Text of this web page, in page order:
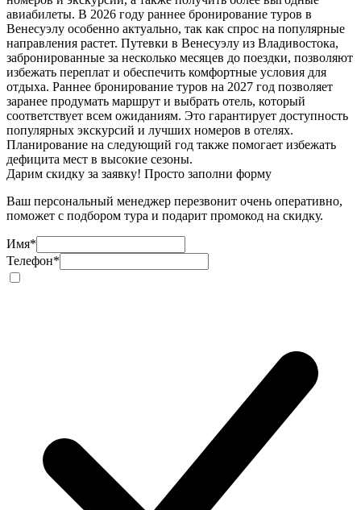
авиабилеты. В 2026 году раннее бронирование туров в
Венесуэлу особенно актуально, так как спрос на популярные
направления растет. Путевки в Венесуэлу из Владивостока,
забронированные за несколько месяцев до поездки, позволяют
избежать переплат и обеспечить комфортные условия для
отдыха. Раннее бронирование туров на 2027 год позволяет
заранее продумать маршрут и выбрать отель, который
соответствует всем ожиданиям. Это гарантирует доступность
популярных экскурсий и лучших номеров в отелях.
Планирование на следующий год также помогает избежать
дефицита мест в высокие сезоны.
Дарим скидку за заявку! Просто заполни форму
Ваш персональный менеджер перезвонит очень оперативно,
поможет с подбором тура и подарит промокод на скидку.
Имя*
Телефон*